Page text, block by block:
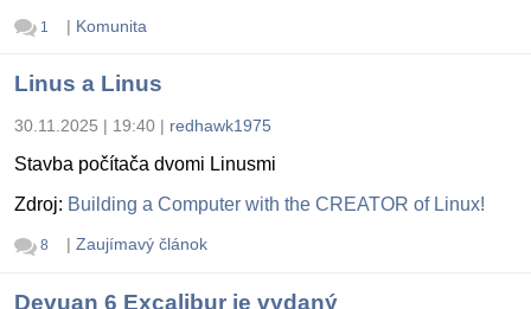
1 | Komunita
Linus a Linus
30.11.2025 | 19:40 | redhawk1975
Stavba počítača dvomi Linusmi
Zdroj: Building a Computer with the CREATOR of Linux!
8 | Zaujímavý článok
Devuan 6 Excalibur je vydaný